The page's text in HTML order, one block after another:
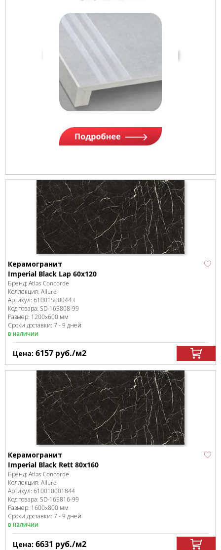
Керамогранит
Imperial Black Lap 60x120
Бренд: Atlas Concorde
Коллекция: Allure
Артикул: 610015000443
Код товара: SD-165808-99
Размер: 1200x600 мм
Сроки доставки: 7 - 9 дней
в наличии
Цена: 6157 руб./м2
Керамогранит
Imperial Black Rett 80x160
Бренд: Atlas Concorde
Коллекция: Allure
Артикул: 610010001844
Код товара: SD-165816-99
Размер: 1600x800 мм
Сроки доставки: 7 - 9 дней
в наличии
Цена: 6631 руб./м2